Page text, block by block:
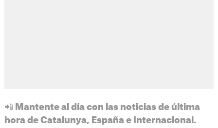
📲 Mantente al día con las noticias de última
hora de Catalunya, España e Internacional.